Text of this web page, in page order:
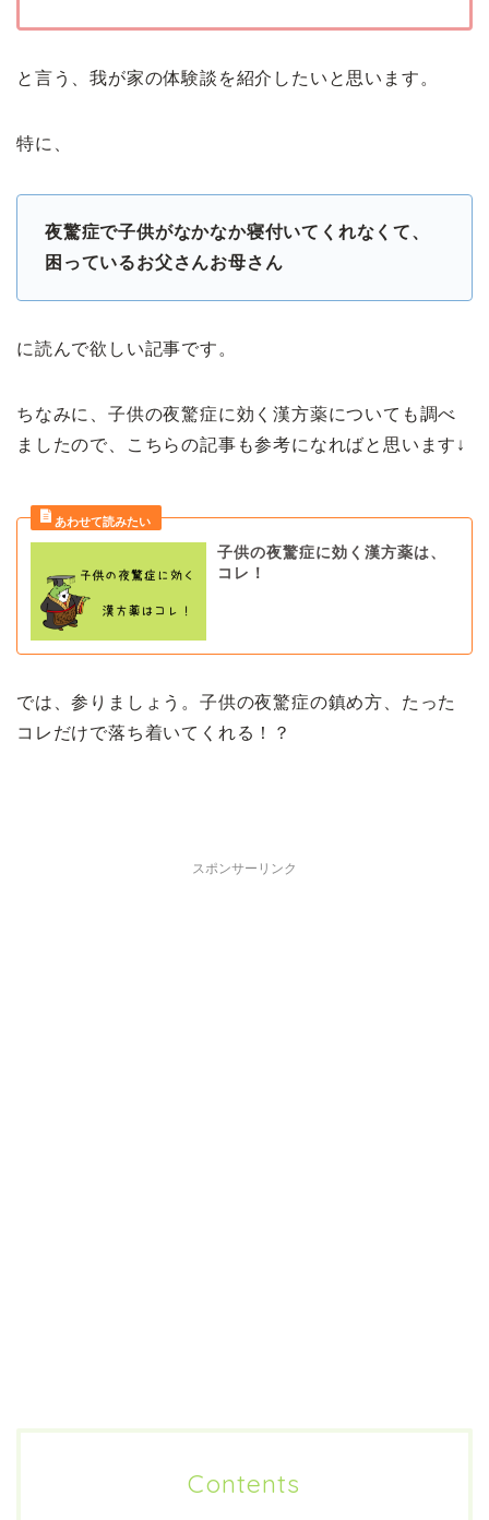
と言う、我が家の体験談を紹介したいと思います。
特に、
夜驚症で子供がなかなか寝付いてくれなくて、
困っているお父さんお母さん
に読んで欲しい記事です。
ちなみに、子供の夜驚症に効く漢方薬についても調べ
ましたので、こちらの記事も参考になればと思います↓
子供の夜驚症に効く漢方薬は、
コレ！
では、参りましょう。子供の夜驚症の鎮め方、たった
コレだけで落ち着いてくれる！？
スポンサーリンク
Contents